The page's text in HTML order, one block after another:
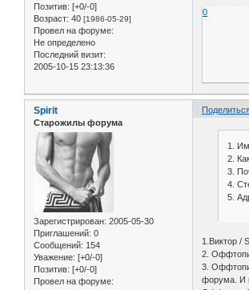
Позитив: [+0/-0]
Возраст: 40 [1986-05-29]
Провел на форуме:
Не определено
Последний визит:
2005-10-15 23:13:36
0
Spirit
Старожилы форума
Зарегистрирован: 2005-05-30
Приглашений: 0
Сообщений: 154
Уважение: [+0/-0]
Позитив: [+0/-0]
Провел на форуме:
1.
2.
3.
4.
5.
1.Виктор /
2.
3.
форума. И